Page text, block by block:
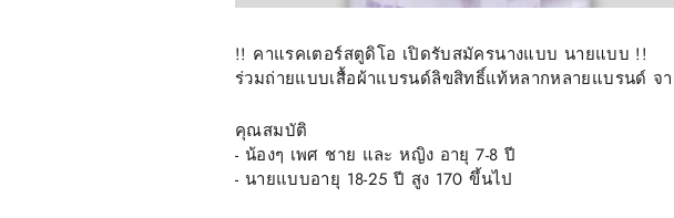
!! คาแรคเตอร์สตูดิโอ เปิดรับสมัครนางแบบ นายแบบ !!
ร่วมถ่ายแบบเสื้อผ้าแบรนด์ลิขสิทธิ์แท้หลากหลายแบรนด์ จ
คุณสมบัติ
- น้องๆ เพศ ชาย และ หญิง อายุ 7-8 ปี
- นายแบบอายุ 18-25 ปี สูง 170 ขึ้นไป